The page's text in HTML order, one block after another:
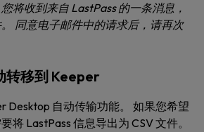
将收到来自 LastPass 的一条消息，
同意电子邮件中的请求后，请再次
转移到 Keeper
Desktop 自动传输功能。 如果您希望
将 LastPass 信息导出为 CSV 文件。